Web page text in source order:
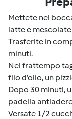
Mettete nel
latte e
Trasferite in
minuti.
Nel frattempo
filo d’olio, un
Dopo 30 minuti,
padella
Versate 1/2